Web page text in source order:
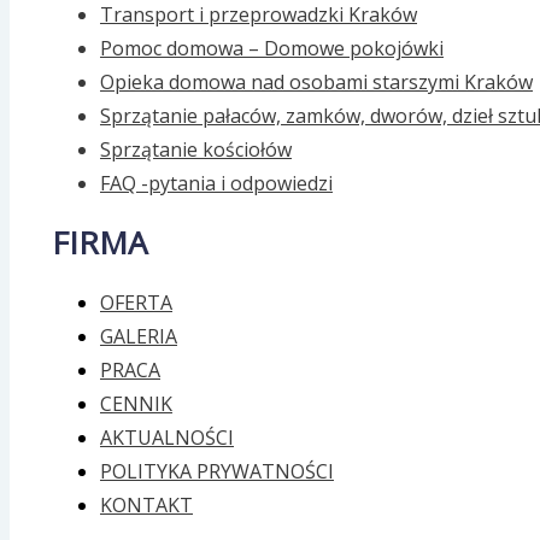
Transport i przeprowadzki Kraków
Pomoc domowa – Domowe pokojówki
Opieka domowa nad osobami starszymi Kraków
Sprzątanie pałaców, zamków, dworów, dzieł
Sprzątanie kościołów
FAQ -pytania i odpowiedzi
FIRMA
OFERTA
GALERIA
PRACA
CENNIK
AKTUALNOŚCI
POLITYKA PRYWATNOŚCI
KONTAKT